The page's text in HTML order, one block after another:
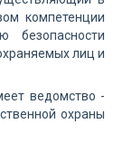
компетенции
безопасности
лиц и
ведомство -
охраны